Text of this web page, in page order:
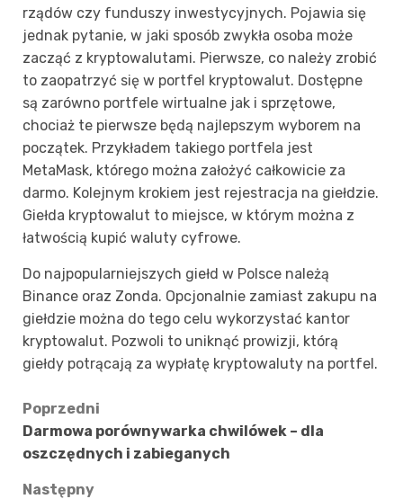
rządów czy funduszy inwestycyjnych. Pojawia się
jednak pytanie, w jaki sposób zwykła osoba może
zacząć z kryptowalutami. Pierwsze, co należy zrobić
to zaopatrzyć się w portfel kryptowalut. Dostępne
są zarówno portfele wirtualne jak i sprzętowe,
chociaż te pierwsze będą najlepszym wyborem na
początek. Przykładem takiego portfela jest
MetaMask, którego można założyć całkowicie za
darmo. Kolejnym krokiem jest rejestracja na giełdzie.
Giełda kryptowalut to miejsce, w którym można z
łatwością kupić waluty cyfrowe.
Do najpopularniejszych giełd w Polsce należą
Binance oraz Zonda. Opcjonalnie zamiast zakupu na
giełdzie można do tego celu wykorzystać kantor
kryptowalut. Pozwoli to uniknąć prowizji, którą
giełdy potrącają za wypłatę kryptowaluty na portfel.
Zobacz
wpisy
Poprzedni
Darmowa porównywarka chwilówek – dla
oszczędnych i zabieganych
Następny